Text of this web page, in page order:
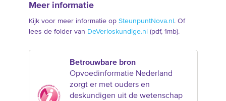
Meer informatie
Kijk voor meer informatie op SteunpuntNova.nl . Of
lees de folder van DeVerloskundige.nl (pdf, 1mb).
Betrouwbare bron
Opvoedinformatie Nederland
zorgt er met ouders en
deskundigen uit de wetenschap